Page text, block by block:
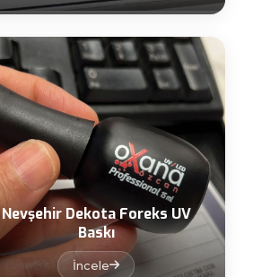
Nevşehir Dekota Foreks UV
Baskı
İncele